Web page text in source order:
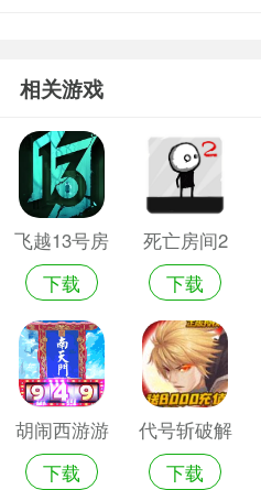
相关游戏
飞越13号房
免费版
下载
死亡房间2
下载
胡闹西游游
戏gm版
下载
代号斩破解
版安卓版
下载